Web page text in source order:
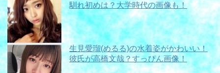
馴れ初めは？大学時代の画像も！
生見愛瑠(めるる)の水着姿がかわいい！
彼氏が高橋文哉？すっぴん画像！